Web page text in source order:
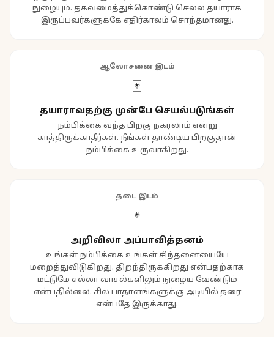
நுழையும். தகவமைத்துக்கொண்டு செல்ல தயாராக
இருப்பவர்களுக்கே எதிர்காலம் சொந்தமானது.
ஆலோசனை இடம்
🃏
தயாராவதற்கு முன்பே செயல்படுங்கள்
நம்பிக்கை வந்த பிறகு நகரலாம் என்று
காத்திருக்காதீர்கள். நீங்கள் தாண்டிய பிறகுதான்
நம்பிக்கை உருவாகிறது.
தடை இடம்
🃏
அறிவிலா அப்பாவித்தனம்
உங்கள் நம்பிக்கை உங்கள் சிந்தனையையே
மறைத்துவிடுகிறது. திறந்திருக்கிறது என்பதற்காக
மட்டுமே எல்லா வாசல்களிலும் நுழைய வேண்டும்
என்பதில்லை. சில பாதாளங்களுக்கு அடியில் தரை
என்பதே இருக்காது.